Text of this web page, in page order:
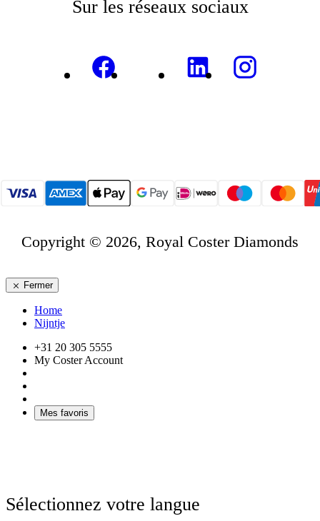
Sur les réseaux sociaux
Copyright © 2026, Royal Coster Diamonds
Fermer
Home
Nijntje
+31 20 305 5555
My Coster Account
Mes favoris
Sélectionnez votre langue